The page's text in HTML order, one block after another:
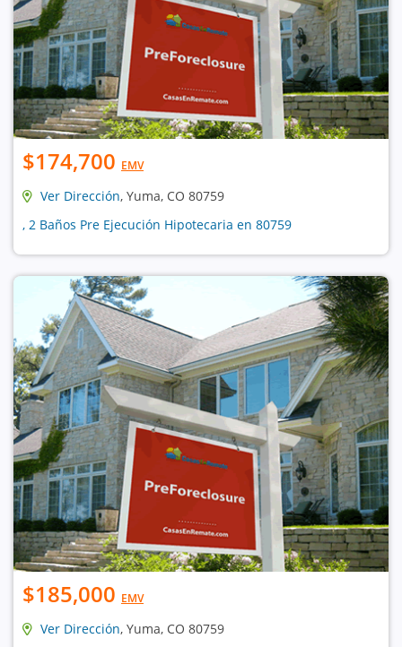
$174,700 EMV
Ver Dirección, Yuma, CO 80759
, 2 Baños Pre Ejecución Hipotecaria en 80759
$185,000 EMV
Ver Dirección, Yuma, CO 80759